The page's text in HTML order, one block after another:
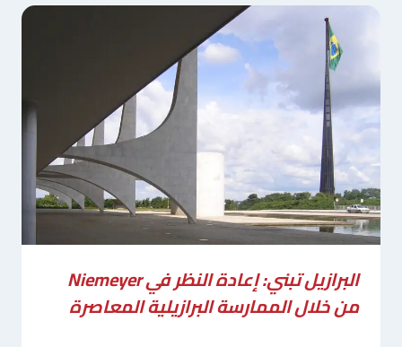
البرازيل تبني: إعادة النظر في Niemeyer
من خلال الممارسة البرازيلية المعاصرة